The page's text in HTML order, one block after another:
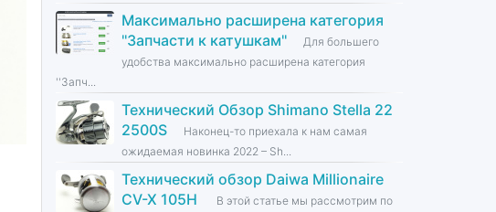
Максимально расширена категория
''Запчасти к катушкам''
Для большего
удобства максимально расширена категория
''Запч...
Технический Обзор Shimano Stella 22
2500S
Наконец-то приехала к нам самая
ожидаемая новинка 2022 – Sh...
Технический обзор Daiwa Millionaire
CV-X 105H
В этой статье мы рассмотрим по